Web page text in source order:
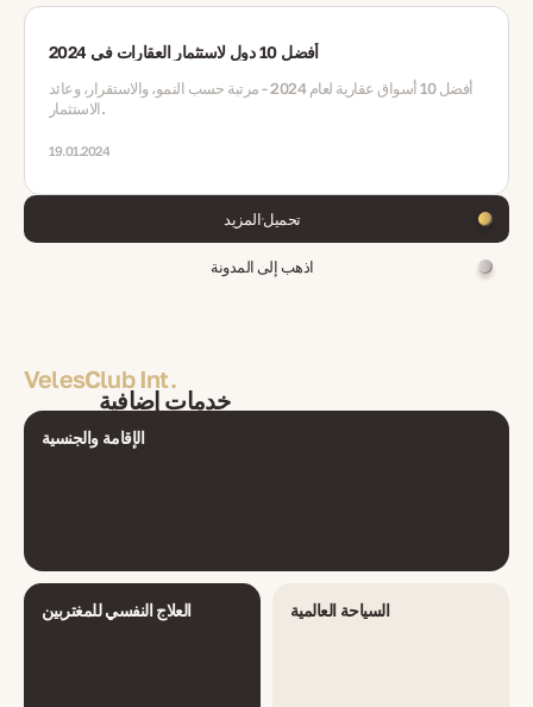
أفضل 10 دول لاستثمار العقارات في 2024
أفضل 10 أسواق عقارية لعام 2024 - مرتبة حسب النمو، والاستقرار، وعائد
الاستثمار.
19.01.2024
تحميل المزيد
اذهب إلى المدونة
VelesClub Int.
خدمات إضافية
الإقامة والجنسية
العلاج النفسي للمغتربين السياحة العالمية